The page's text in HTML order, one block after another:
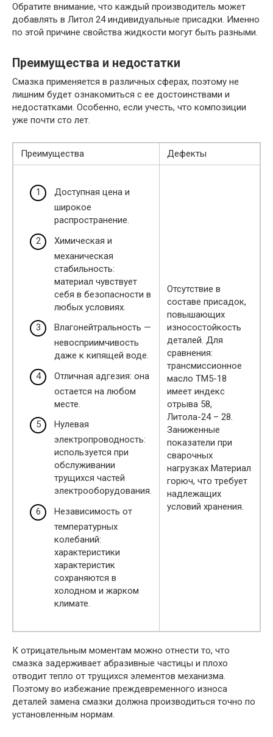
Обратите внимание, что каждый производитель может
добавлять в Литол 24 индивидуальные присадки. Именно
по этой причине свойства жидкости могут быть разными.
Преимущества и недостатки
Смазка применяется в различных сферах, поэтому не
лишним будет ознакомиться с ее достоинствами и
недостатками. Особенно, если учесть, что композиции
уже почти сто лет.
Преимущества Дефекты
Доступная цена и
широкое
распространение.
Химическая и
механическая
стабильность:
материал чувствует
себя в безопасности в
любых условиях.
Влагонейтральность —
невосприимчивость
даже к кипящей воде.
Отличная адгезия: она
остается на любом
месте.
Нулевая
электропроводность:
используется при
обслуживании
трущихся частей
электрооборудования.
Независимость от
температурных
колебаний:
характеристики
характеристик
сохраняются в
холодном и жарком
климате.
Отсутствие в
составе присадок,
повышающих
износостойкость
деталей. Для
сравнения:
трансмиссионное
масло ТМ5-18
имеет индекс
отрыва 58,
Литола-24 – 28.
Заниженные
показатели при
сварочных
нагрузках Материал
горюч, что требует
надлежащих
условий хранения.
К отрицательным моментам можно отнести то, что
смазка задерживает абразивные частицы и плохо
отводит тепло от трущихся элементов механизма.
Поэтому во избежание преждевременного износа
деталей замена смазки должна производиться точно по
установленным нормам.